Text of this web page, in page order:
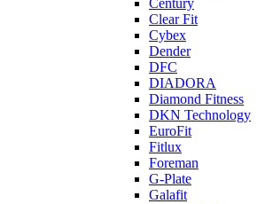
Century
Clear Fit
Cybex
Dender
DFC
DIADORA
Diamond Fitness
DKN Technology
EuroFit
Fitlux
Foreman
G-Plate
Galafit